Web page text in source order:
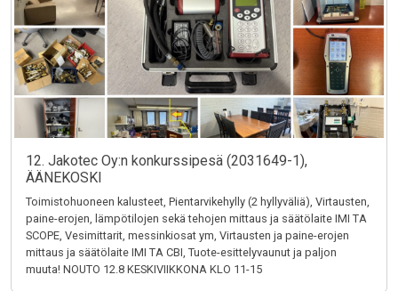
12. Jakotec Oy:n konkurssipesä (2031649-1),
ÄÄNEKOSKI
Toimistohuoneen kalusteet, Pientarvikehylly (2 hyllyväliä), Virtausten,
paine-erojen, lämpötilojen sekä tehojen mittaus ja säätölaite IMI TA
SCOPE, Vesimittarit, messinkiosat ym, Virtausten ja paine-erojen
mittaus ja säätölaite IMI TA CBI, Tuote-esittelyvaunut ja paljon
muuta! NOUTO 12.8 KESKIVIIKKONA KLO 11-15